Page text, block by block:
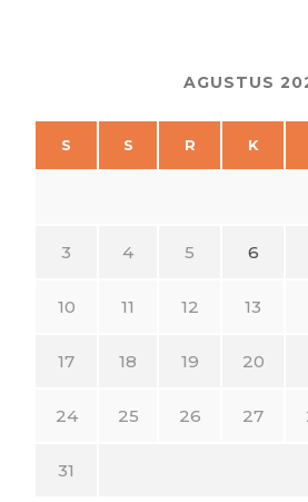
AGUSTUS
S S R K
3 4 5 6
10 11 12 13
17 18 19 20
24 25 26 27
31